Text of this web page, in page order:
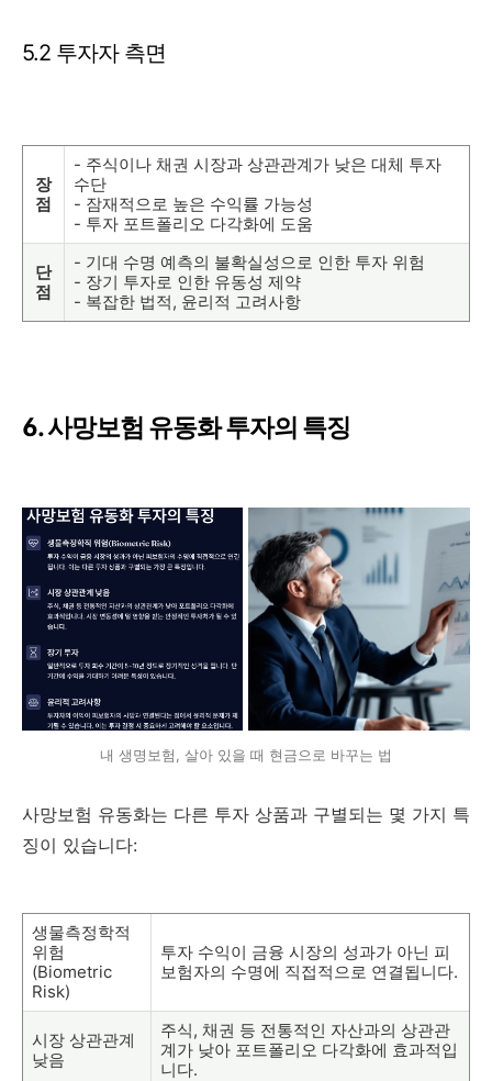
5.2 투자자 측면
장
점
- 주식이나 채권 시장과 상관관계가 낮은 대체 투자
수단
- 잠재적으로 높은 수익률 가능성
- 투자 포트폴리오 다각화에 도움
단
점
- 기대 수명 예측의 불확실성으로 인한 투자 위험
- 장기 투자로 인한 유동성 제약
- 복잡한 법적, 윤리적 고려사항
6. 사망보험 유동화 투자의 특징
내 생명보험, 살아 있을 때 현금으로 바꾸는 법
사망보험 유동화는 다른 투자 상품과 구별되는 몇 가지 특
징이 있습니다:
생물측정학적
위험
(Biometric
Risk)
투자 수익이 금융 시장의 성과가 아닌 피
보험자의 수명에 직접적으로 연결됩니다.
시장 상관관계
낮음
주식, 채권 등 전통적인 자산과의 상관관
계가 낮아 포트폴리오 다각화에 효과적입
니다.